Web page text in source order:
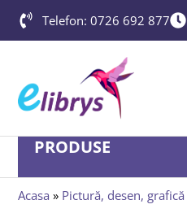
Telefon: 0726 692 877
PRODUSE
Acasa » Pictură, desen, grafică